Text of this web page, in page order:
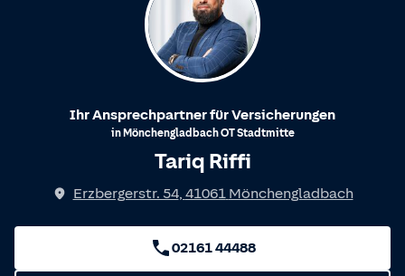
Ihr Ansprechpartner für Versicherungen
in MönchengladbachOTStadtmitte
Tariq Riffi
Erzbergerstr. 54, 41061 Mönchengladbach
02161 44488